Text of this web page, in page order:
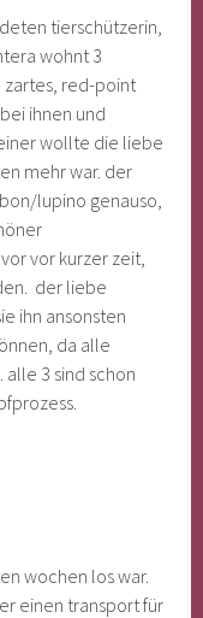
tierschützerin,
wohnt 3
zartes, red-point
ihnen und
wollte die liebe
mehr war. der
lupino genauso,
vor kurzer zeit,
der liebe
ihn ansonsten
da alle
3 sind schon
wochen los war.
einen transport für